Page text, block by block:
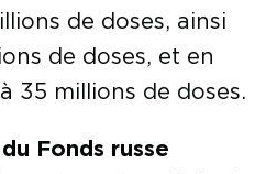
de doses, ainsi
de doses, et en
35 millions de doses.
Fonds russe